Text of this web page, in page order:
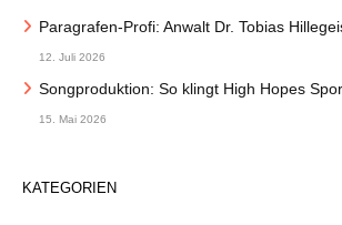
Paragrafen-Profi: Anwalt Dr. Tobias
12. Juli 2026
Songproduktion: So klingt High Hopes
15. Mai 2026
KATEGORIEN